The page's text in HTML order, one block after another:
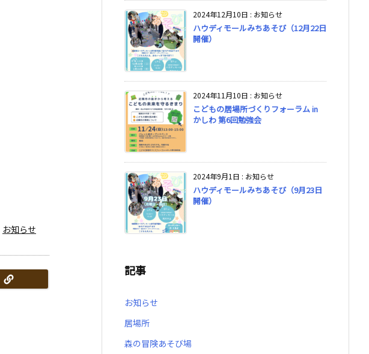
お知らせ
2024年12月10日 : お知らせ
ハウディモールみちあそび（12月22日
開催）
2024年11月10日 : お知らせ
こどもの居場所づくりフォーラム in
かしわ 第6回勉強会
2024年9月1日 : お知らせ
ハウディモールみちあそび（9月23日
開催）
記事
お知らせ
居場所
森の冒険あそび場